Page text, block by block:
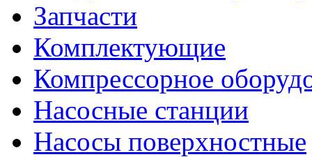
Запчасти
Комплектующие
Компрессорное
Насосные станции
Насосы поверхностные